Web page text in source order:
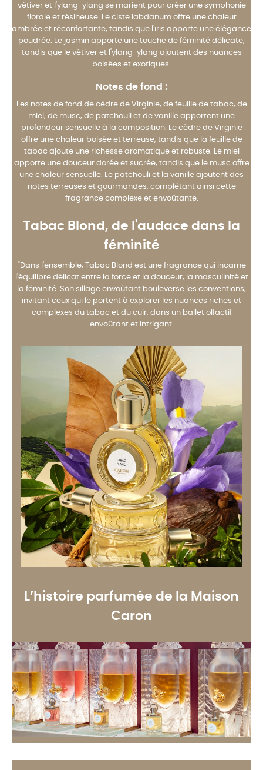
vétiver et l'ylang-ylang se marient pour créer une symphonie
florale et résineuse. Le ciste labdanum offre une chaleur
ambrée et réconfortante, tandis que l'iris apporte une élégance
poudrée. Le jasmin apporte une touche de féminité délicate,
tandis que le vétiver et l'ylang-ylang ajoutent des nuances
boisées et exotiques.
Notes de fond :
Les notes de fond de cèdre de Virginie, de feuille de tabac, de
miel, de musc, de patchouli et de vanille apportent une
profondeur sensuelle à la composition. Le cèdre de Virginie
offre une chaleur boisée et terreuse, tandis que la feuille de
tabac ajoute une richesse aromatique et robuste. Le miel
apporte une douceur dorée et sucrée, tandis que le musc offre
une chaleur sensuelle. Le patchouli et la vanille ajoutent des
notes terreuses et gourmandes, complétant ainsi cette
fragrance complexe et envoûtante.
Tabac Blond, de l'audace dans la
féminité
"Dans l'ensemble, Tabac Blond est une fragrance qui incarne
l'équilibre délicat entre la force et la douceur, la masculinité et
la féminité. Son sillage envoûtant bouleverse les conventions,
invitant ceux qui le portent à explorer les nuances riches et
complexes du tabac et du cuir, dans un ballet olfactif
envoûtant et intrigant.
L’histoire parfumée de la Maison
Caron